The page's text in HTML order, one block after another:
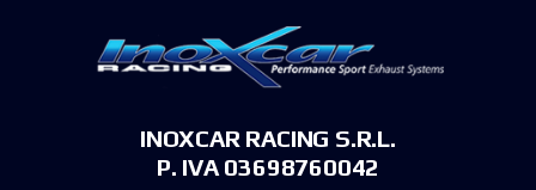
INOXCAR RACING S.R.L.
P. IVA 03698760042